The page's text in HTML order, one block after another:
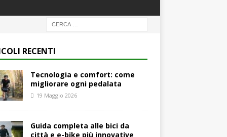
RECENTI
Tecnologia e comfort: come
migliorare ogni pedalata
19 Maggio 2026
Guida completa alle bici da
città e e-bike più innovative